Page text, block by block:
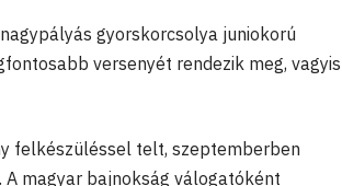
gyorskorcsolya juniokorú
versenyét rendezik meg, vagyis
felkészüléssel telt, szeptemberben
magyar bajnokság válogatóként